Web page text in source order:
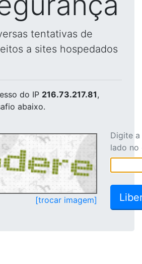
tentativas de
a sites hospedados
do IP 216.73.217.81,
abaixo.
[trocar imagem]
Digite
lado no